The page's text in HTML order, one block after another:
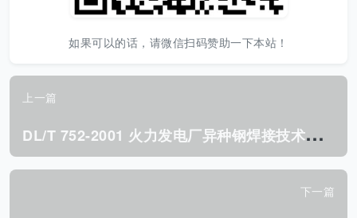
如果可以的话，请微信扫码赞助一下本站！
上一篇
D
L/T 752-2001 火力发电厂异种钢焊接技术规程.pdf
下一篇